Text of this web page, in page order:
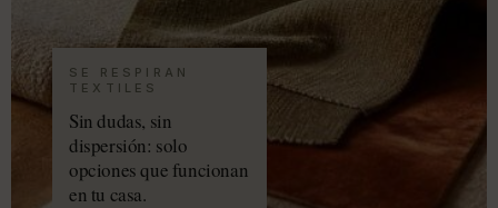
SE RESPIRAN
TEXTILES
Sin dudas, sin
dispersión: solo
opciones que funcionan
en tu casa.